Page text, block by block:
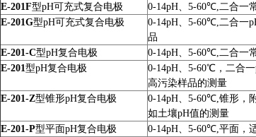
E-201F型pH可充式复合电极 0-14pH、 5-60℃,二合一
E-201G型pH可充式复合电极 0-14pH、 5-60℃,二合一
品
E-201-C型pH复合电极 0-14pH、 5-60℃,二合一
E-201型pH复合电极 0-14pH、 5-60℃，二合一
高污染样品的测量
E-201-Z型锥形pH复合电极 0-14pH、 5-60℃,锥形，
如土壤pH值的测量
E-201-P型平面pH复合电极 0-14pH、 5-60℃,平面，